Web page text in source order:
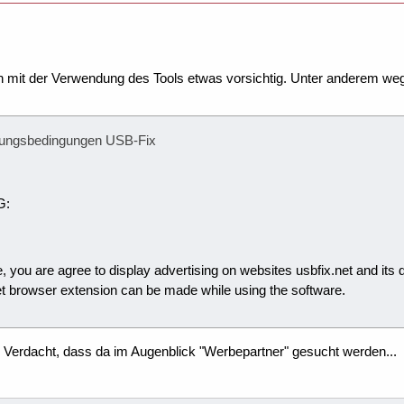
der Verwendung des Tools etwas vorsichtig. Unter anderem
USB-Fix
you are agree to display advertising on websites usbfix.net and
browser extension can be made while using the software.
dass da im Augenblick "Werbepartner" gesucht werden...